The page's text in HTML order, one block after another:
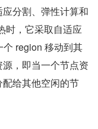
分割、弹性计算和
时，它采取自适应
region 移动到其
，即当一个节点资
给其他空闲的节